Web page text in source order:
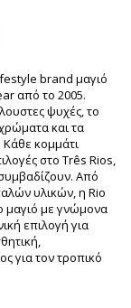
Tex
(7899810453433),
&
Black
brand μαγιό
από το 2005.
ψυχές, το
και τα
Κάθε κομμάτι
στο Três Rios,
Από
υλικών, η Rio
μαγιό με γνώμονα
επιλογή για
για τον τροπικό